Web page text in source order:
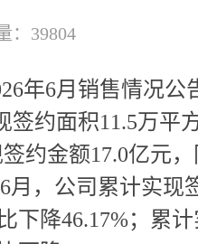
：39804
年6月销售情况公
签约面积11.5万平
约金额17.0亿元
月，公司累计实现
下降46.17%；累